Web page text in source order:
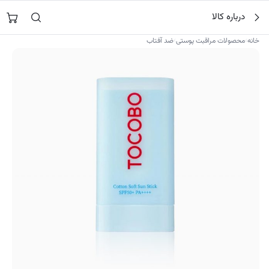
محتوا
جستجو در
درباره کالا
خانه›محصولات مراقبت پوستی›ضد آفتاب